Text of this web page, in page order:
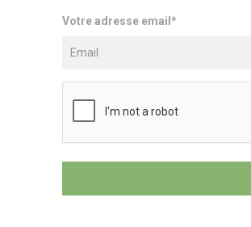
Votre adresse email*